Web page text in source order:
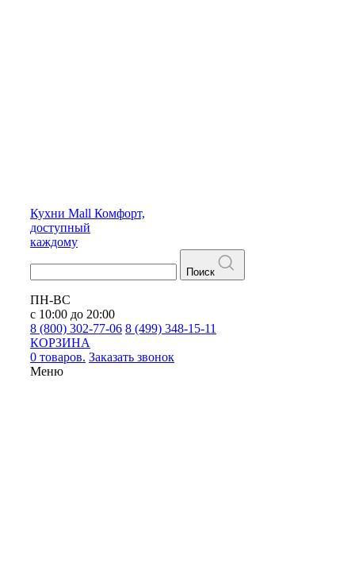
Кухни Mall Комфорт,
доступный
каждому
Поиск
ПН-ВС
с 10:00 до 20:00
8 (800) 302-77-06 8 (499) 348-15-11
КОРЗИНА
0 товаров. Заказать звонок
Меню